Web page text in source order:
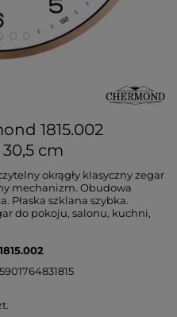
1815.002
cm
okrągły klasyczny zegar
mechanizm. Obudowa
Płaska szklana szybka.
do pokoju, salonu, kuchni,
1815.002
5901764831815